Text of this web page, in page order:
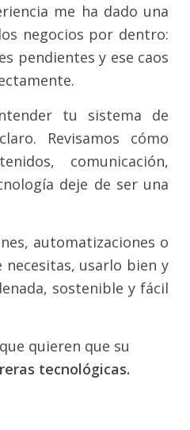
me ha dado una
negocios por dentro:
pendientes y ese caos
tu sistema de
Revisamos cómo
comunicación,
deje de ser una
automatizaciones o
necesitas, usarlo bien y
sostenible y fácil
que quieren que su
tecnológicas.